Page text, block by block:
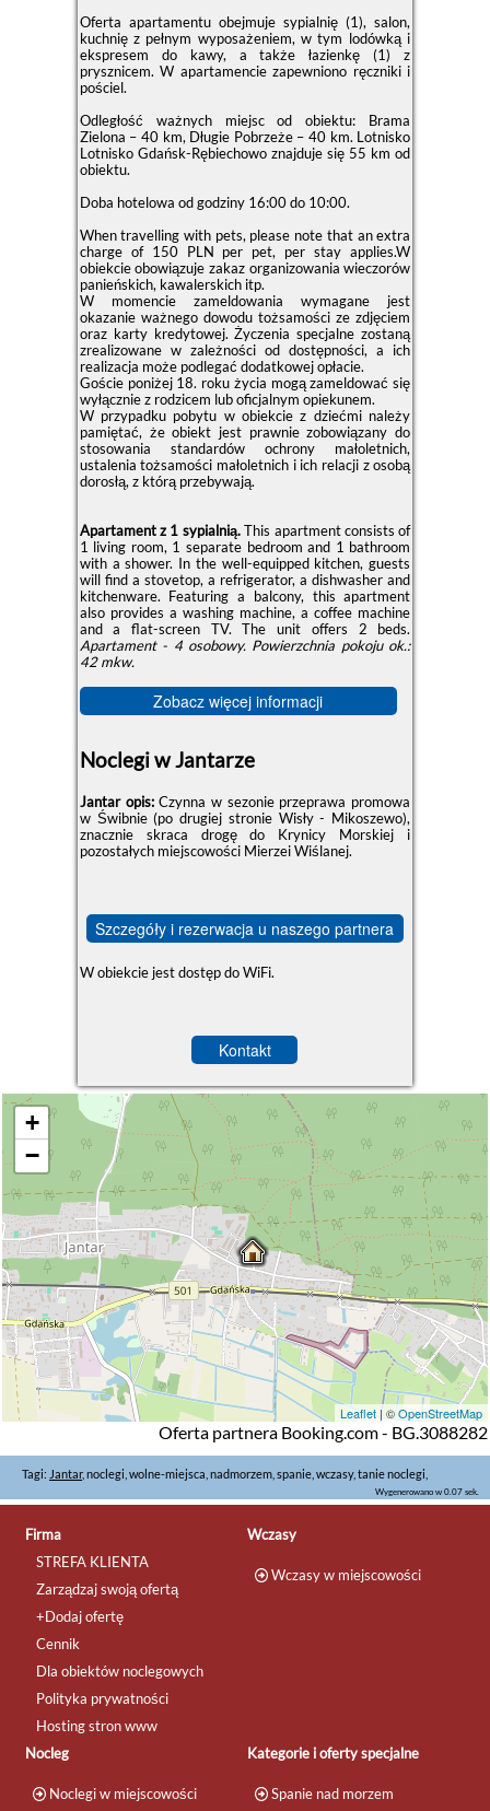
Oferta apartamentu obejmuje sypialnię (1), salon,
kuchnię z pełnym wyposażeniem, w tym lodówką i
ekspresem do kawy, a także łazienkę (1) z
prysznicem. W apartamencie zapewniono ręczniki i
pościel.
Odległość ważnych miejsc od obiektu: Brama
Zielona – 40 km, Długie Pobrzeże – 40 km. Lotnisko
Lotnisko Gdańsk-Rębiechowo znajduje się 55 km od
obiektu.
Doba hotelowa od godziny 16:00do 10:00.
When travelling with pets, please note that an extra
charge of 150 PLN per pet, per stay applies.W
obiekcie obowiązuje zakaz organizowania wieczorów
panieńskich, kawalerskich itp.
W momencie zameldowania wymagane jest
okazanie ważnego dowodu tożsamości ze zdjęciem
oraz karty kredytowej. Życzenia specjalne zostaną
zrealizowane w zależności od dostępności, a ich
realizacja może podlegać dodatkowej opłacie.
Goście poniżej 18. roku życia mogą zameldować się
wyłącznie z rodzicem lub oficjalnym opiekunem.
W przypadku pobytu w obiekcie z dziećmi należy
pamiętać, że obiekt jest prawnie zobowiązany do
stosowania standardów ochrony małoletnich,
ustalenia tożsamości małoletnich i ich relacji z osobą
dorosłą, z którą przebywają.
Apartament z 1 sypialnią.This apartment consists of
1 living room, 1 separate bedroom and 1 bathroom
with a shower. In the well-equipped kitchen, guests
will find a stovetop, a refrigerator, a dishwasher and
kitchenware. Featuring a balcony, this apartment
also provides a washing machine, a coffee machine
and a flat-screen TV. The unit offers 2 beds.
Apartament - 4 osobowy. Powierzchnia pokoju ok.:
42 mkw.
Zobacz więcej informacji
Noclegi w Jantarze
Jantar opis:Czynna w sezonie przeprawa promowa
w Świbnie (po drugiej stronie Wisły - Mikoszewo),
znacznie skraca drogę do Krynicy Morskiej i
pozostałych miejscowości Mierzei Wiślanej.
Szczegóły i rezerwacja u naszego partnera
W obiekcie jest dostęp do WiFi.
Kontakt
+
−
Leaflet | ©OpenStreetMap
Oferta partnera Booking.com - BG.3088282
Tagi: Jantar, noclegi, wolne-miejsca, nadmorzem, spanie, wczasy, tanie noclegi,
Wygenerowano w 0.07 sek.
Firma
STREFA KLIENTA
Zarządzaj swoją ofertą
+Dodaj ofertę
Cennik
Dla obiektów noclegowych
Polityka prywatności
Hosting stron www
Wczasy
Wczasy w miejscowości
Nocleg
Noclegi w miejscowości
Kategorie i oferty specjalne
Spanie nad morzem